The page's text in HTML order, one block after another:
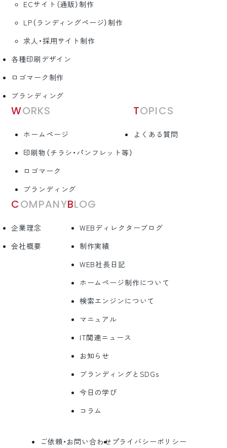
ECサイト（通販）制作
LP（ランディングページ）制作
求人・採用サイト制作
各種印刷デザイン
ロゴマーク制作
ブランディング
WORKS
ホームページ
印刷物（チラシ・パンフレット等）
ロゴマーク
ブランディング
TOPICS
よくある質問
COMPANY
企業理念
会社概要
BLOG
WEBディレクターブログ
制作実績
WEB社長日記
ホームページ制作について
検索エンジンについて
マニュアル
IT関連ニュース
お知らせ
ブランディングとSDGs
今日の学び
コラム
ご依頼・お問い合わせ プライバシーポリシー